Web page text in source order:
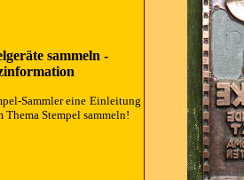
sammeln -
Sammler eine Einleitung
Stempel sammeln!